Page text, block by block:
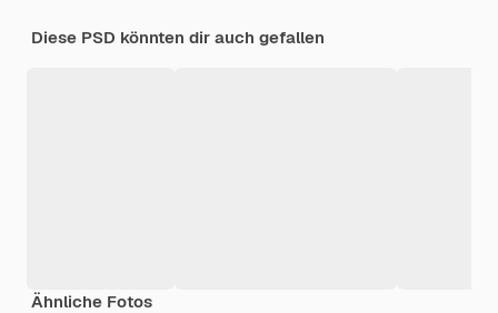
Diese PSD könnten dir auch gefallen
Ähnliche Fotos